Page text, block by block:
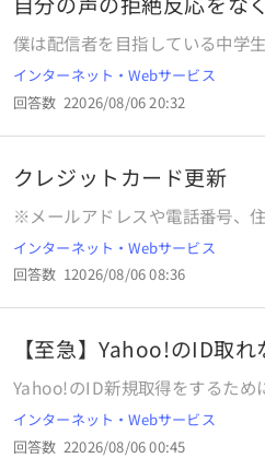
です。
（スクリーンショットなど）あれ
上が質問したい内容です。よろ
※OKWAVEより補足：「エレコ
の質問です。
僕は配信者を目指している中学
撮って編集したのですが、録音
間、言葉にできない気持ち悪さ
て動画を消してしまいました。
が、滑舌が悪く、どうしても「
味を言われ、悔しくて「本気で
てやる！」と決心しました。し
どうしても辛くなり、夜中に涙
います。自分で動画を消してし
形が「普通」と言ってくれても
の配信者さんたちも、過去に同
を消したくなるような思いを経
です。
インターネット・Webサービス
回答数 22026/08/06 20:32
クレジットカード更新
※メールアドレスや電話番号、
ないようご注意ください。 ▼製
ださい。 【ぷらら（インターネッ
のようなことでお困りでしょう
ルに至った経緯、試したこと、
手続きが分からないなど クレジ
払い情報を更新したいが 電話番
※OKWAVEより補足：「ＩＳＰ
す。
インターネット・Webサービス
回答数 12026/08/06 08:36
【至急】Yahoo!のID取れ
Yahoo!のID新規取得をするため
が10日以上経ってる気がします
インすらできないんでしょうか？
インターネット・Webサービス
回答数 22026/08/06 00:45